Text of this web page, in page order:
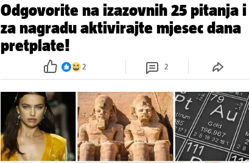
Odgovorite na izazovnih 25 pitanja i
za nagradu aktivirajte mjesec dana
pretplate!
2 2